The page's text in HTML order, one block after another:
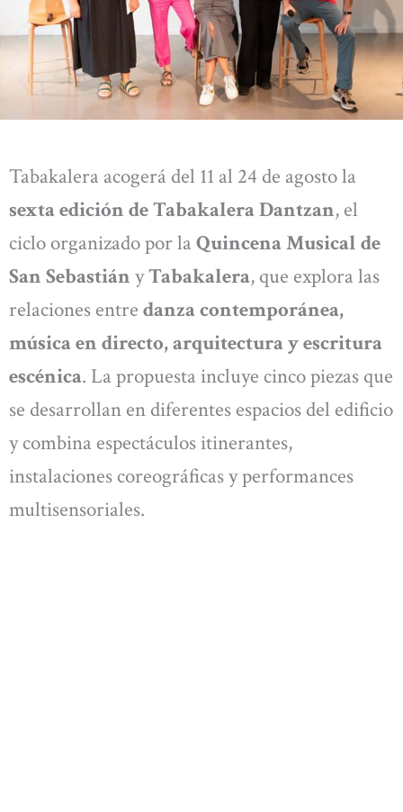
Tabakalera acogerá del 11 al 24 de agosto la
sexta edición de Tabakalera Dantzan, el
ciclo organizado por la Quincena Musical de
San Sebastián yTabakalera, que explora las
relaciones entre danza contemporánea,
música en directo, arquitectura y escritura
escénica. La propuesta incluye cinco piezas que
se desarrollan en diferentes espacios del edificio
y combina espectáculos itinerantes,
instalaciones coreográficas y performances
multisensoriales.